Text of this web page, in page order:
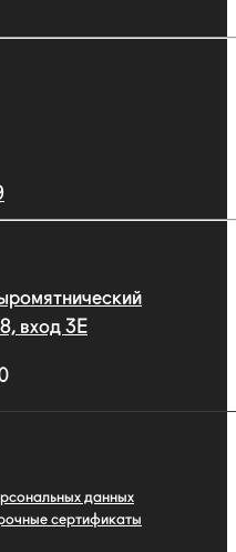
вход 3E
данных
сертификаты